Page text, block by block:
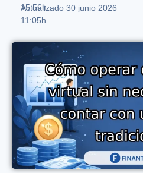
15:56h
Actualizado 30 junio 2026
11:05h